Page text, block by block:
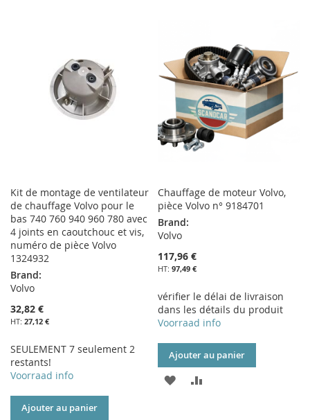
D’ENVIE
D’ENVIE
Kit de montage de ventilateur
de chauffage Volvo pour le
bas 740 760 940 960 780 avec
4 joints en caoutchouc et vis,
numéro de pièce Volvo
1324932
Brand:
Volvo
32,82 €
27,12 €
SEULEMENT 7 seulement 2
restants!
Voorraad info
Ajouter au panier
Chauffage de moteur Volvo,
pièce Volvo n° 9184701
Brand:
Volvo
117,96 €
97,49 €
vérifier le délai de livraison
dans les détails du produit
Voorraad info
Ajouter au panier
AJOUTER